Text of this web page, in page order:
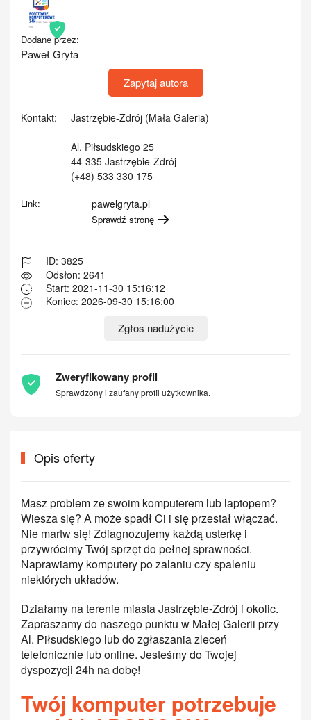
Dodane przez:
Paweł Gryta
Zapytaj autora
Kontakt: Jastrzębie-Zdrój (Mała Galeria)
Al. Piłsudskiego 25
44-335 Jastrzębie-Zdrój
(+48) 533 330 175
Link: pawelgryta.pl
Sprawdź stronę
ID: 3825
Odsłon: 2641
Start: 2021-11-30 15:16:12
Koniec: 2026-09-30 15:16:00
Zgłos nadużycie
Zweryfikowany profil
Sprawdzony i zaufany profil użytkownika.
Opis oferty
Masz problem ze swoim komputerem lub laptopem?
Wiesza się? A może spadł Ci i się przestał włączać.
Nie martw się! Zdiagnozujemy każdą usterkę i
przywrócimy Twój sprzęt do pełnej sprawności.
Naprawiamy komputery po zalaniu czy spaleniu
niektórych układów.
Działamy na terenie miasta Jastrzębie-Zdrój i okolic.
Zapraszamy do naszego punktu w Małej Galerii przy
Al. Piłsudskiego lub do zgłaszania zleceń
telefonicznie lub online. Jesteśmy do Twojej
dyspozycji 24h na dobę!
Twój komputer potrzebuje